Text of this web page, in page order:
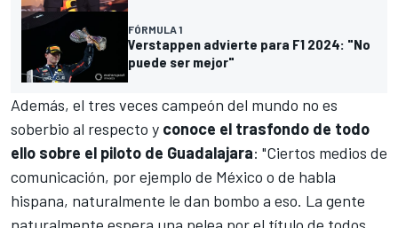
FÓRMULA 1
Verstappen advierte para F1 2024: "No
puede ser mejor"
Además, el tres veces campeón del mundo no es
soberbio al respecto y conoce el trasfondo de todo
ello sobre el piloto de Guadalajara: "Ciertos medios de
comunicación, por ejemplo de México o de habla
hispana, naturalmente le dan bombo a eso. La gente